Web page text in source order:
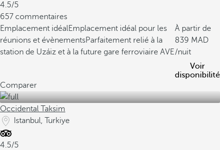
4.5/5
657 commentaires
Emplacement idéalEmplacement idéal pour les
réunions et évènementsParfaitement relié à la
station de Uzáiz et à la future gare ferroviaire AVE
À partir de
839
/nuit
Voir
disponibilité
Comparer
Occidental Taksim
Istanbul, Turkiye
4.5/5